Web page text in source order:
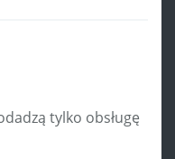
tylko obsługę